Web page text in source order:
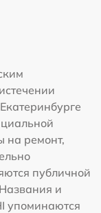
на ремонт,
публичной
и
упоминаются